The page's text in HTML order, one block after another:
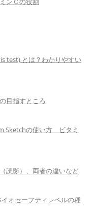
test) とは？わかりやすい
目指すところ
Sketchの使い方 ビタミ
読影）、両者の違いなど
イオセーフティレベルの種